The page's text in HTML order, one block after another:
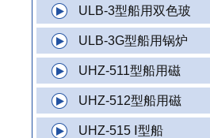
ULB-3型船用双色玻
ULB-3G型船用锅炉
UHZ-511型船用磁
UHZ-512型船用磁
UHZ-515 Ⅰ型船